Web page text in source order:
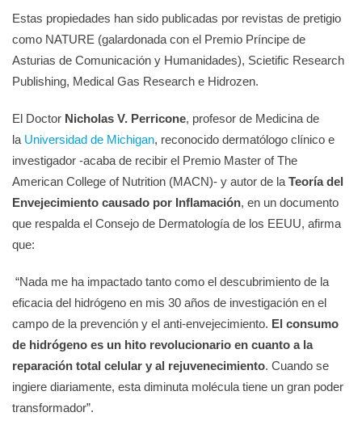
Estas propiedades han sido publicadas por revistas de pretigio
como NATURE (galardonada con el Premio Príncipe de
Asturias de Comunicación y Humanidades), Scietific Research
Publishing, Medical Gas Research e Hidrozen.
El Doctor Nicholas V. Perricone, profesor de Medicina de
la Universidad de Michigan, reconocido dermatólogo clínico e
investigador -acaba de recibir el Premio Master of The
American College of Nutrition (MACN)- y autor de la Teoría del
Envejecimiento causado por Inflamación, en un documento
que respalda el Consejo de Dermatología de los EEUU, afirma
que:
“Nada me ha impactado tanto como el descubrimiento de la
eficacia del hidrógeno en mis 30 años de investigación en el
campo de la prevención y el anti-envejecimiento. El consumo
de hidrógeno es un hito revolucionario en cuanto a la
reparación total celular y al rejuvenecimiento. Cuando se
ingiere diariamente, esta diminuta molécula tiene un gran poder
transformador”.